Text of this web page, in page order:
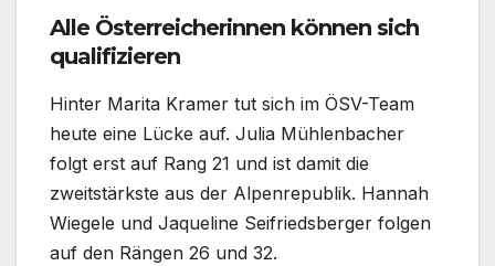
Alle Österreicherinnen können sich
qualifizieren
Hinter Marita Kramer tut sich im ÖSV-Team
heute eine Lücke auf. Julia Mühlenbacher
folgt erst auf Rang 21 und ist damit die
zweitstärkste aus der Alpenrepublik. Hannah
Wiegele und Jaqueline Seifriedsberger folgen
auf den Rängen 26 und 32.